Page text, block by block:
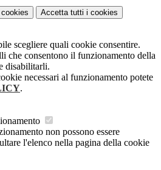
Accetta tutti i cookies
scegliere quali cookie consentire.
che consentono il funzionamento della
disabilitarli.
necessari al funzionamento potete
.
non possono essere
l'elenco nella pagina della cookie